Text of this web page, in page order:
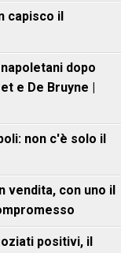
capisco il
dopo
e De Bruyne |
non c'è solo il
vendita, con uno il
positivi, il